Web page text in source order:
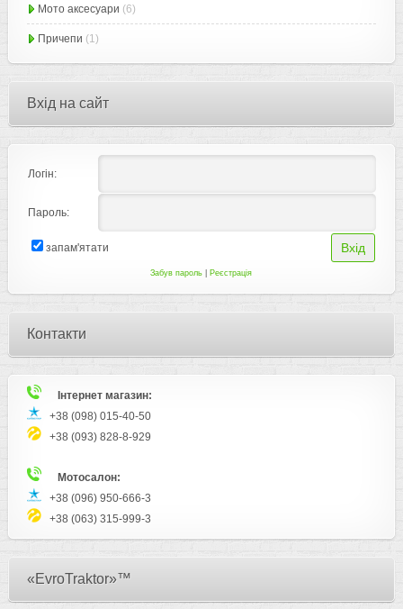
Мото аксесуари (6)
Причепи (1)
Вхід на сайт
Логін:
Пароль:
запам'ятати
Забув пароль Реєстрація
Контакти
Інтернет магазин:
+38 (098) 015-40-50
+38 (093) 828-8-929
Мотосалон:
+38 (096) 950-666-3
+38 (063) 315-999-3
«EvroTraktor»™